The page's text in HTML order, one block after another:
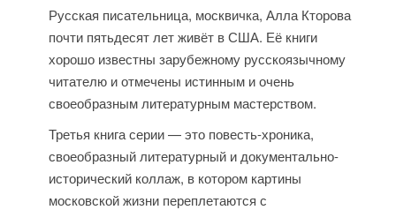
Русская писательница, москвичка, Алла Кторова
почти пятьдесят лет живёт в США. Её книги
хорошо известны зарубежному русскоязычному
читателю и отмечены истинным и очень
своеобразным литературным мастерством.
Третья книга серии — это повесть-хроника,
своеобразный литературный и документально-
исторический коллаж, в котором картины
московской жизни переплетаются с